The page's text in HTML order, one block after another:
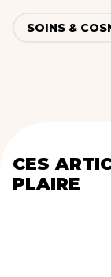
SOINS &
CES
PLAIRE